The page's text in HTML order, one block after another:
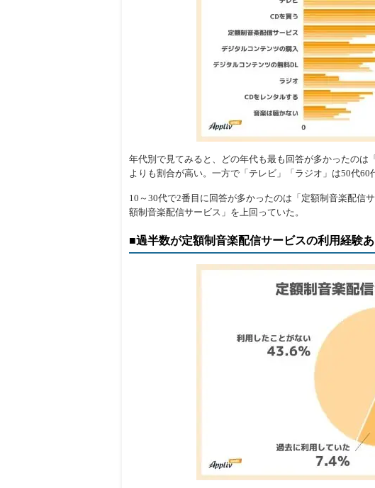
年代別で見てみると、どの年代も最も回答が多かったの
よりも割合が高い。一方で「テレビ」「ラジオ」は50代60
10～30代で2番目に回答が多かったのは「定額制音楽配信
額制音楽配信サービス」を上回っていた。
■過半数が定額制音楽配信サービスの利用経験あ